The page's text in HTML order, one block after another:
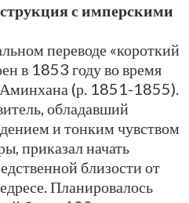
с имперскими
переводе «короткий
в 1853 году во время
(р. 1851-1855).
обладавший
и тонким чувством
приказал начать
близости от
Планировалось